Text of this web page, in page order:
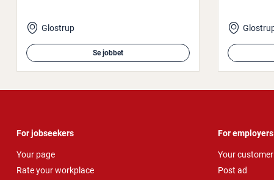
Glostrup
Se jobbet
For jobseekers
Your page
Rate your workplace
For employers
Your
Post ad